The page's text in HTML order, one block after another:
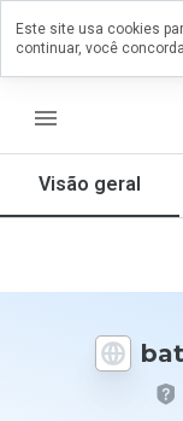
menu
Visão geral
um
que
Este site usa cookies
continuar, você